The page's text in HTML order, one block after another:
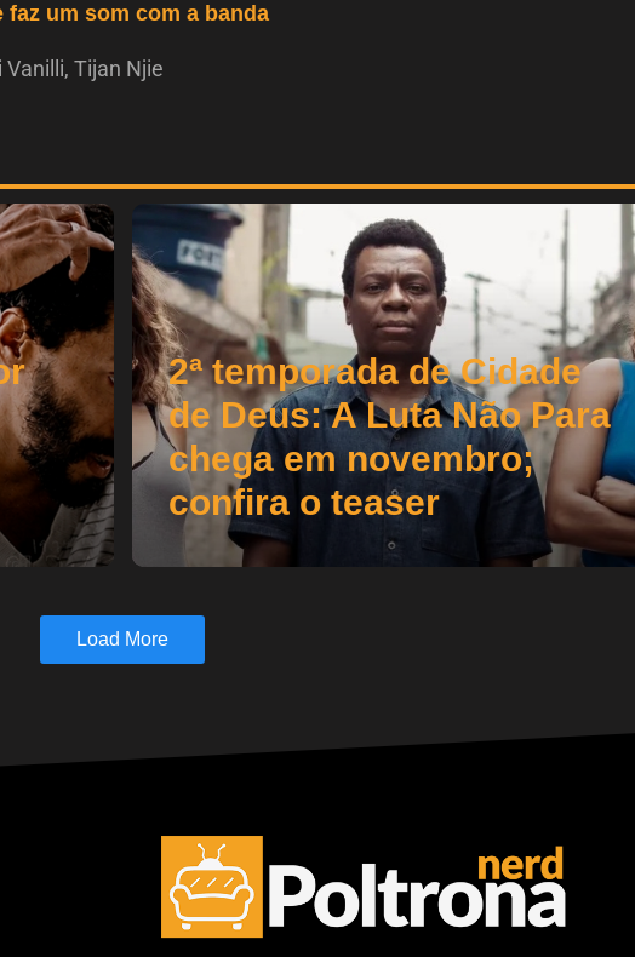
um som com a banda
Vanilli, Tijan Njie
2ª temporada de Cidade
de Deus: A Luta Não Para
chega em novembro;
confira o teaser
Load More